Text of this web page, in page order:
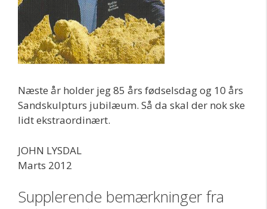
Næste år holder jeg 85 års fødselsdag og 10 års
Sandskulpturs jubilæum. Så da skal der nok ske
lidt ekstraordinært.
JOHN LYSDAL
Marts 2012
Supplerende bemærkninger fra